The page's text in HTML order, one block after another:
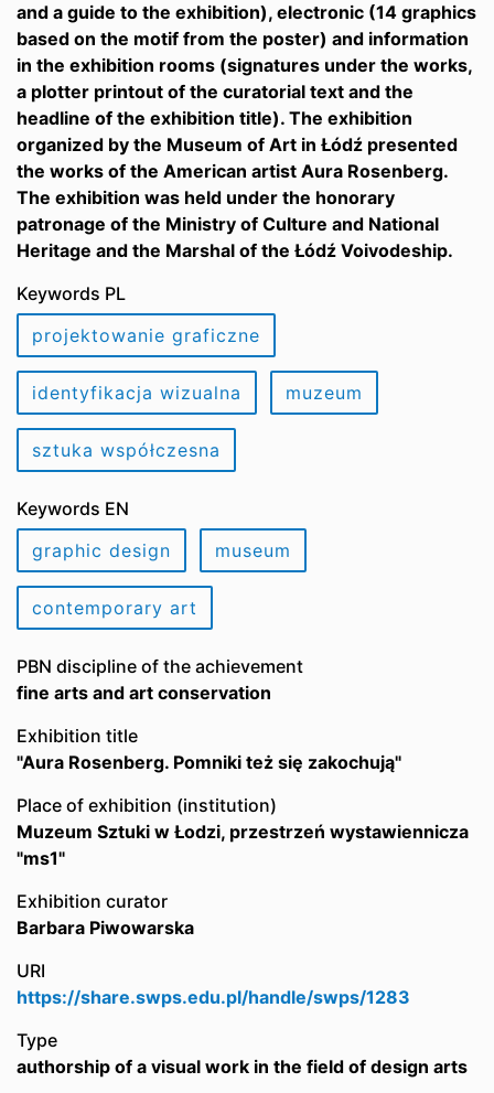
and a guide to the exhibition), electronic (14 graphics
based on the motif from the poster) and information
in the exhibition rooms (signatures under the works,
a plotter printout of the curatorial text and the
headline of the exhibition title). The exhibition
organized by the Museum of Art in Łódź presented
the works of the American artist Aura Rosenberg.
The exhibition was held under the honorary
patronage of the Ministry of Culture and National
Heritage and the Marshal of the Łódź Voivodeship.
Keywords PL
projektowanie graficzne
identyfikacja wizualna muzeum
sztuka współczesna
Keywords EN
graphic design
museum
contemporary art
PBN discipline of the achievement
fine arts and art conservation
Exhibition title
"Aura Rosenberg. Pomniki też się zakochują"
Place of exhibition (institution)
Muzeum Sztuki w Łodzi, przestrzeń wystawiennicza
"ms1"
Exhibition curator
Barbara Piwowarska
URI
https://share.swps.edu.pl/handle/swps/1283
Type
authorship of a visual work in the field of design arts